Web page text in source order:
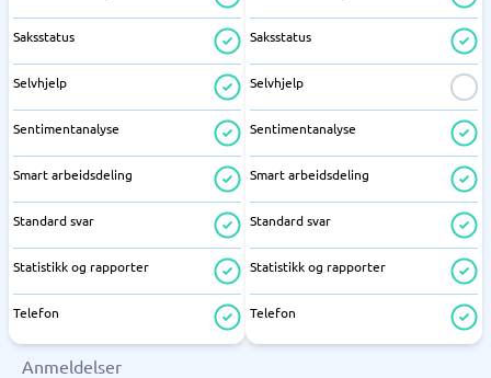
Saksstatus
Selvhjelp
Sentimentanalyse
Smart arbeidsdeling
Standard svar
Statistikk og rapporter
Telefon
Saksstatus
Selvhjelp
Sentimentanalyse
Smart arbeidsdeling
Standard svar
Statistikk og rapporter
Telefon
Anmeldelser